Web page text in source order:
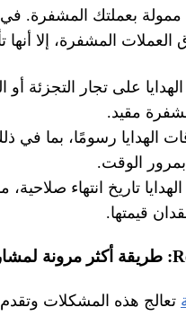
ممولة بعملتك
العملات المشفرة، إلا
على تجار التجزئة
مقيد.
الهدايا رسومًا، بما في
الوقت.
تاريخ انتهاء
قيمتها.
تعالج هذه المشكلات